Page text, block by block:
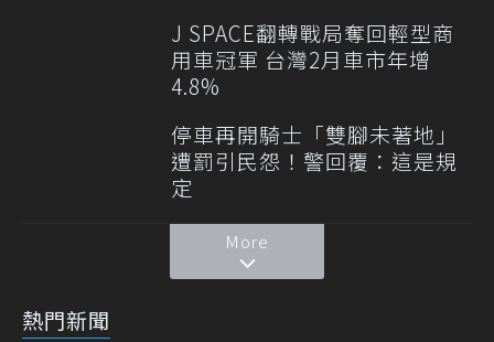
J SPACE翻轉戰局奪回輕型商
用車冠軍 台灣2月車市年增
4.8%
停車再開騎士「雙腳未著地」
遭罰引民怨！警回覆：這是規
定
More
熱門新聞